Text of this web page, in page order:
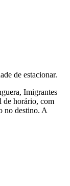
de estacionar.
Imigrantes
de horário, com
no destino. A